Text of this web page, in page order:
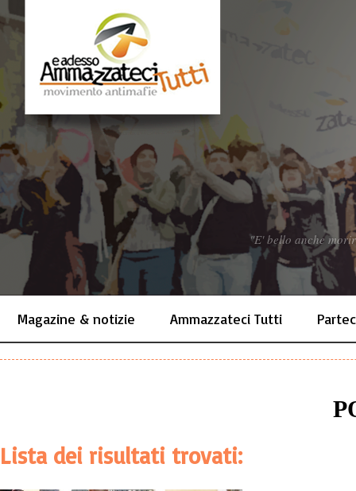
"E' bello anche
Magazine & notizie Ammazzateci Tutti
Lista dei risultati trovati: